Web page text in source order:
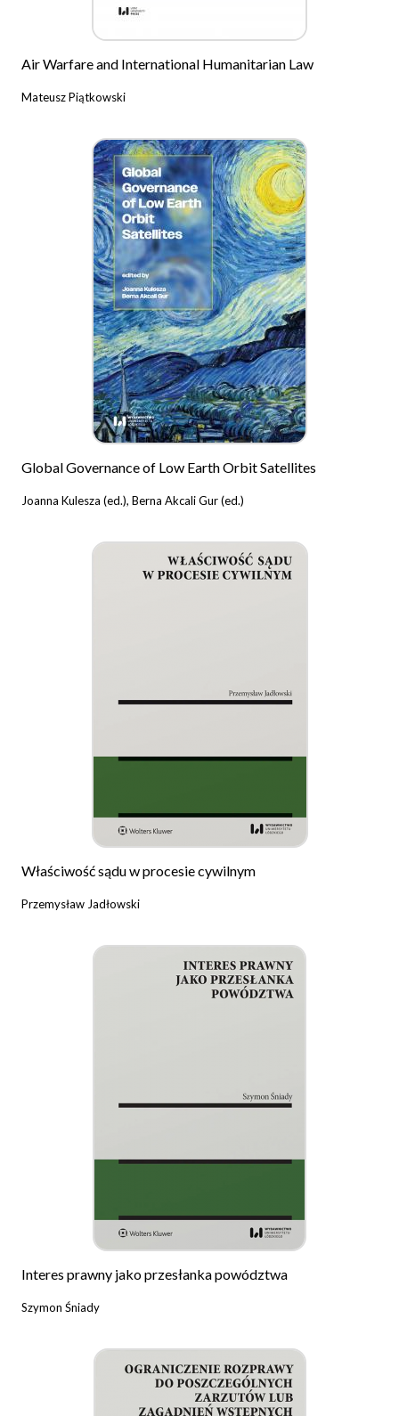
Air Warfare and International Humanitarian Law
Mateusz Piątkowski
Global Governance of Low Earth Orbit Satellites
Joanna Kulesza (ed.), Berna Akcali Gur (ed.)
Właściwość sądu w procesie cywilnym
Przemysław Jadłowski
Interes prawny jako przesłanka powództwa
Szymon Śniady